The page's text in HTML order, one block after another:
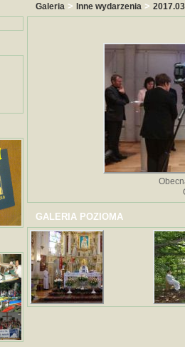
Galeria > Inne wydarzenia >
GALERIA POZIOMA